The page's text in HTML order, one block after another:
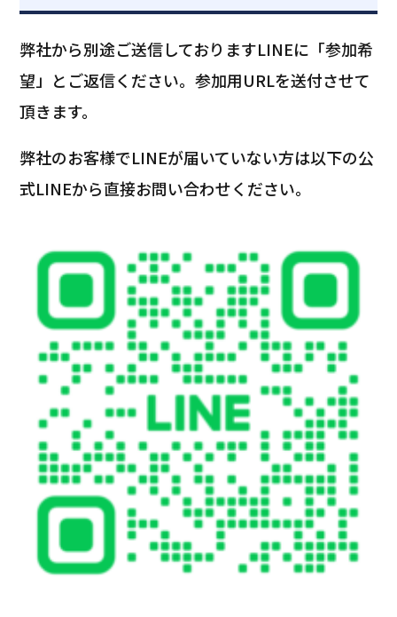
弊社から別途ご送信しておりますLINEに「参加希
望」とご返信ください。参加用URLを送付させて
頂きます。
弊社のお客様でLINEが届いていない方は以下の公
式LINEから直接お問い合わせください。